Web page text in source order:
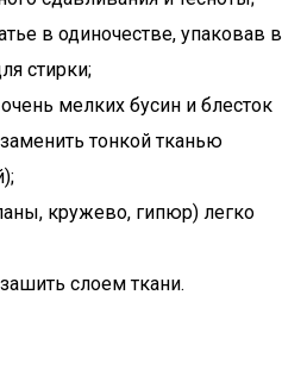
в одиночестве, упаковав в
стирки;
мелких бусин и блесток
тонкой тканью
кружево, гипюр) легко
слоем ткани.